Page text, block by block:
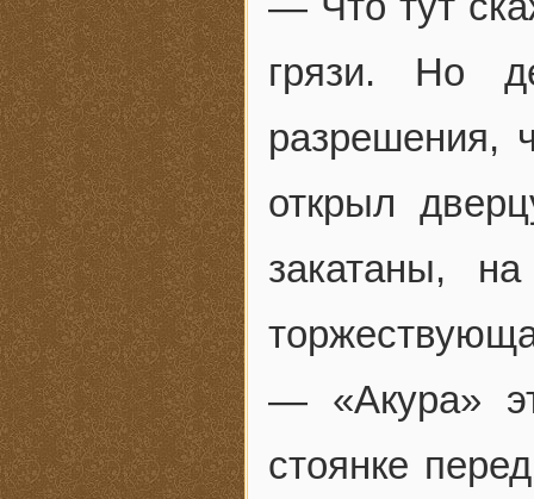
грязи. Но
разрешения,
открыл
закатаны,
— «Акура»
стоянке